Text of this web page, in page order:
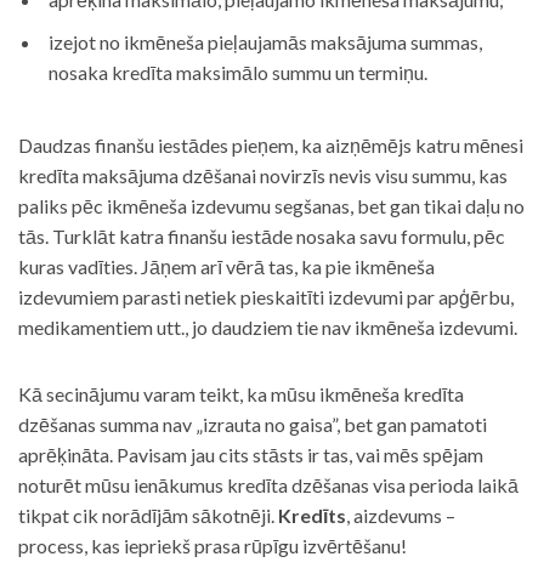
izejot no ikmēneša pieļaujamās maksājuma summas,
nosaka kredīta maksimālo summu un termiņu.
Daudzas finanšu iestādes pieņem, ka aizņēmējs katru mēnesi
kredīta maksājuma dzēšanai novirzīs nevis visu summu, kas
paliks pēc ikmēneša izdevumu segšanas, bet gan tikai daļu no
tās. Turklāt katra finanšu iestāde nosaka savu formulu, pēc
kuras vadīties. Jāņem arī vērā tas, ka pie ikmēneša
izdevumiem parasti netiek pieskaitīti izdevumi par apģērbu,
medikamentiem utt., jo daudziem tie nav ikmēneša izdevumi.
Kā secinājumu varam teikt, ka mūsu ikmēneša kredīta
dzēšanas summa nav „izrauta no gaisa”, bet gan pamatoti
aprēķināta. Pavisam jau cits stāsts ir tas, vai mēs spējam
noturēt mūsu ienākumus kredīta dzēšanas visa perioda laikā
tikpat cik norādījām sākotnēji. Kredīts, aizdevums –
process, kas iepriekš prasa rūpīgu izvērtēšanu!